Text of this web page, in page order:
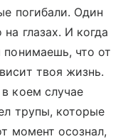
погибали. Один
глазах. И когда
что от
твоя жизнь.
коем случае
трупы, которые
момент осознал,